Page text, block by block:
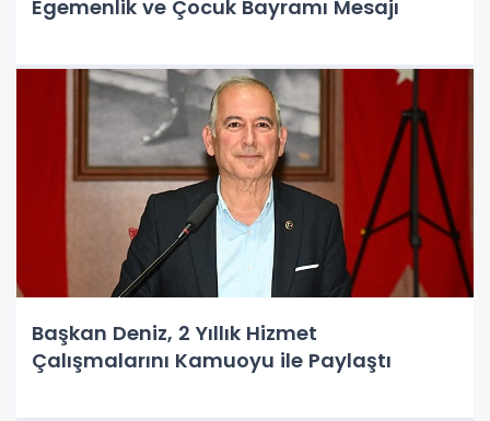
Egemenlik ve Çocuk Bayramı Mesajı
Başkan Deniz, 2 Yıllık Hizmet
Çalışmalarını Kamuoyu ile Paylaştı